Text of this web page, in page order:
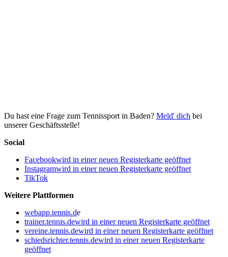
Du hast eine Frage zum Tennissport in Baden? Meld' dich bei
unserer Geschäftsstelle!
Social
Facebookwird in einer neuen Registerkarte geöffnet
Instagramwird in einer neuen Registerkarte geöffnet
TikTok
Weitere Plattformen
webapp.tennis.de
trainer.tennis.dewird in einer neuen Registerkarte geöffnet
vereine.tennis.dewird in einer neuen Registerkarte geöffnet
schiedsrichter.tennis.dewird in einer neuen Registerkarte
geöffnet